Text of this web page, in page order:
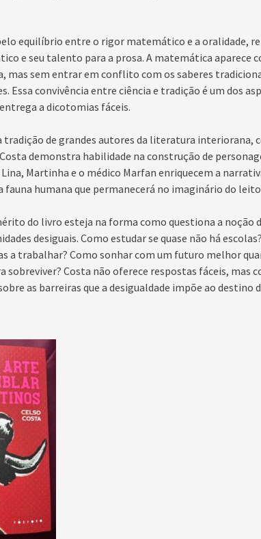
equilíbrio entre o rigor matemático e a oralidade,
e seu talento para a prosa. A matemática aparece
mas sem entrar em conflito com os saberes
Essa convivência entre ciência e tradição é um dos
a dicotomias fáceis.
tradição de grandes autores da literatura interiorana,
demonstra habilidade na construção de
Martinha e o médico Marfan enriquecem a
fauna humana que permanecerá no imaginário do
do livro esteja na forma como questiona a noção
desiguais. Como estudar se quase não há
a trabalhar? Como sonhar com um futuro melhor
sobreviver? Costa não oferece respostas fáceis, mas
as barreiras que a desigualdade impõe ao destino